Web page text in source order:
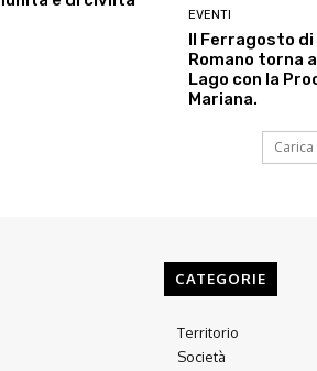
EVENTI
Il Ferragosto di
Romano torna
Lago con la
Mariana.
CATEGORIE
Territorio
Società